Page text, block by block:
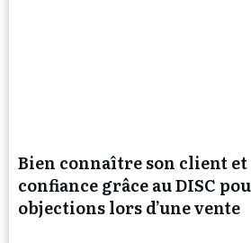
Bien connaître son client
confiance grâce au DISC
objections lors d’une vente